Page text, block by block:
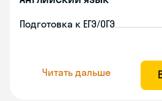
Подготовка к ЕГЭ/ОГЭ
Читать дальше